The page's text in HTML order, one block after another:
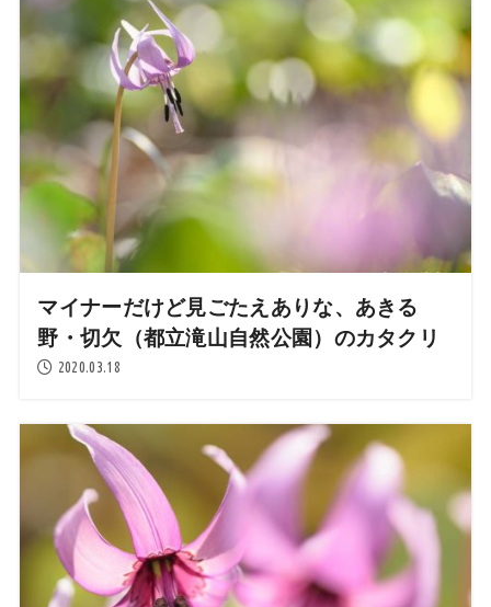
マイナーだけど見ごたえありな、あきる
野・切欠（都立滝山自然公園）のカタクリ
2020.03.18